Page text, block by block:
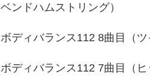
ベンドハムストリング）
ボディバランス112 8曲目（ツ
ボディバランス112 7曲目（